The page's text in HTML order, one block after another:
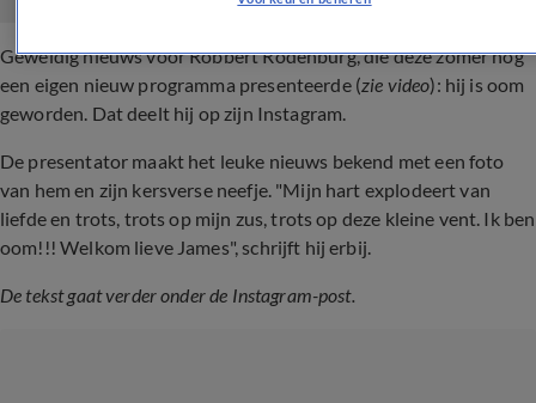
Geweldig nieuws voor Robbert Rodenburg, die deze zomer nog
een eigen nieuw programma presenteerde (zie video): hij is oom
geworden. Dat deelt hij op zijn Instagram.
De presentator maakt het leuke nieuws bekend met een foto
van hem en zijn kersverse neefje. "Mijn hart explodeert van
liefde en trots, trots op mijn zus, trots op deze kleine vent. Ik ben
oom!!! Welkom lieve James", schrijft hij erbij.
De tekst gaat verder onder de Instagram-post.